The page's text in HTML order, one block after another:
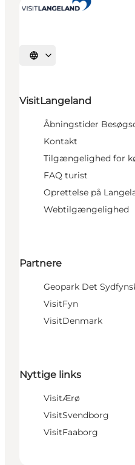
Vælg sprog
VisitLangeland
Åbningstider
Kontakt
Tilgængelighed for
FAQ turist
Oprettelse på
Webtilgængelighed
Partnere
Geopark Det
VisitFyn
VisitDenmark
Nyttige links
VisitÆrø
VisitSvendborg
VisitFaaborg